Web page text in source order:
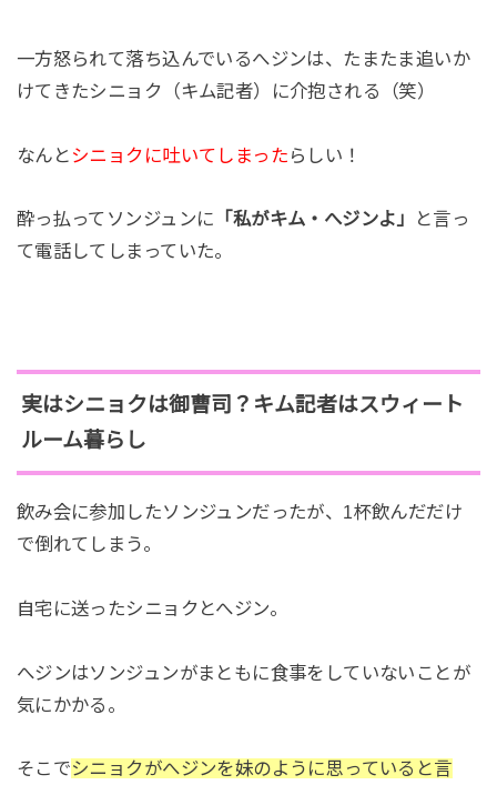
一方怒られて落ち込んでいるへジンは、たまたま追いか
けてきたシニョク（キム記者）に介抱される（笑）
なんと シニョクに吐いてしまった らしい！
酔っ払ってソンジュンに 「私がキム・へジンよ」
と言っ
て電話してしまっていた。
実はシニョクは御曹司？キム記者はスウィート
ルーム暮らし
飲み会に参加したソンジュンだったが、1杯飲んだだけ
で倒れてしまう。
自宅に送ったシニョクとへジン。
へジンはソンジュンがまともに食事をしていないことが
気にかかる。
そこでシニョクがへジンを妹のように思っていると言